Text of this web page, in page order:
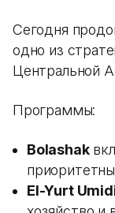
Сегодня
одно из
Центральной
Программы:
Bolashak
El-Yurt